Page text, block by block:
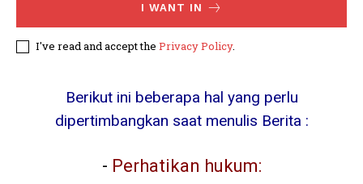
I WANT IN
I've read and accept the Privacy Policy.
Berikut ini beberapa hal yang perlu
dipertimbangkan saat menulis Berita :
- Perhatikan hukum: